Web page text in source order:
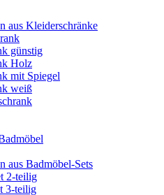
aus Kleiderschränke
günstig
Holz
mit Spiegel
weiß
aus Badmöbel-Sets
2-teilig
3-teilig